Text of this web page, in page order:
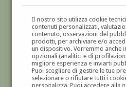
Il nostro sito utilizza cookie
contenuti personalizzati,
contenuto, osservazioni del
prodotti, per archiviare e/o
un dispositivo. Vorremmo anche
opzionali (analitici e di
migliore esperienza e inviarti
Puoi scegliere di gestire le tue
selezionare o rifiutare tutti i
personalizza. Puoi accedere alla
GALLERIAD'ARTE
DIPINTI E